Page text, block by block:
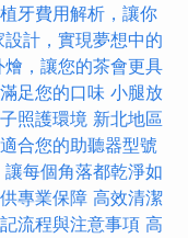
植牙費用解析，讓你
設計，實現夢想中的
燴，讓您的茶會更具
足您的口味 小腿放
照護環境 新北地區
合您的助聽器型號
每個角落都乾淨如
專業保障 高效清潔
流程與注意事項 高